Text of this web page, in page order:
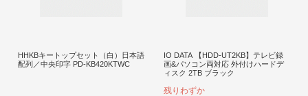
HHKBキートップセット（白）日本語
配列／中央印字 PD-KB420KTWC
IO DATA 【HDD-UT2KB】テレビ録
画&パソコン両対応 外付けハードデ
ィスク 2TB ブラック
残りわずか